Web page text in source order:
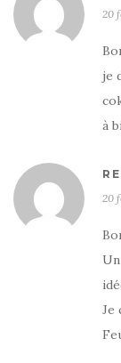
20
je
à
20
Je